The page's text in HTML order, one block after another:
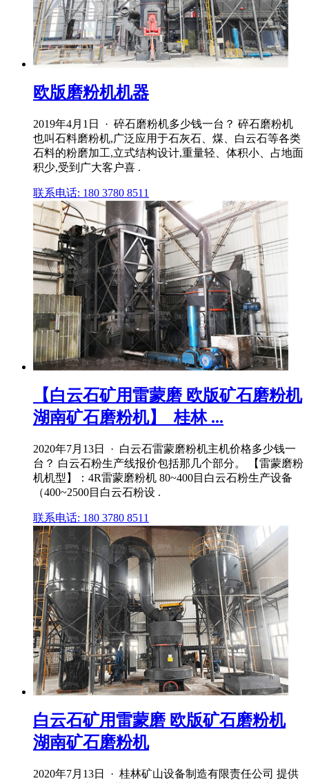
欧版磨粉机机器
2019年4月1日 · 碎石磨粉机多少钱一台？ 碎石磨粉机
也叫石料磨粉机,广泛应用于石灰石、煤、白云石等各类
石料的粉磨加工,立式结构设计,重量轻、体积小、占地面
积少,受到广大客户喜 .
联系电话: 180 3780 8511
【白云石矿用雷蒙磨 欧版矿石磨粉机
湖南矿石磨粉机】_桂林 ...
2020年7月13日 · 白云石雷蒙磨粉机主机价格多少钱一
台？ 白云石粉生产线报价包括那几个部分。 【雷蒙磨粉
机机型】：4R雷蒙磨粉机 80~400目白云石粉生产设备
（400~2500目白云石粉设 .
联系电话: 180 3780 8511
白云石矿用雷蒙磨 欧版矿石磨粉机
湖南矿石磨粉机
2020年7月13日 · 桂林矿山设备制造有限责任公司 提供